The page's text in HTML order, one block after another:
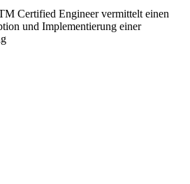
Certified Engineer vermittelt einen
und Implementierung einer